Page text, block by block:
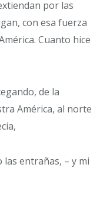
por las
con esa fuerza
Cuanto hice
de la
América, al norte
entrañas, – y mi